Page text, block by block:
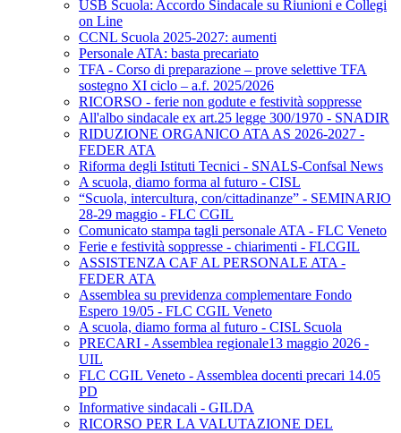
USB Scuola: Accordo Sindacale su Riunioni e Collegi
on Line
CCNL Scuola 2025-2027: aumenti
Personale ATA: basta precariato
TFA - Corso di preparazione – prove selettive TFA
sostegno XI ciclo – a.f. 2025/2026
RICORSO - ferie non godute e festività soppresse
All'albo sindacale ex art.25 legge 300/1970 - SNADIR
RIDUZIONE ORGANICO ATA AS 2026-2027 -
FEDER ATA
Riforma degli Istituti Tecnici - SNALS-Confsal News
A scuola, diamo forma al futuro - CISL
“Scuola, intercultura, con/cittadinanze” - SEMINARIO
28-29 maggio - FLC CGIL
Comunicato stampa tagli personale ATA - FLC Veneto
Ferie e festività soppresse - chiarimenti - FLCGIL
ASSISTENZA CAF AL PERSONALE ATA -
FEDER ATA
Assemblea su previdenza complementare Fondo
Espero 19/05 - FLC CGIL Veneto
A scuola, diamo forma al futuro - CISL Scuola
PRECARI - Assemblea regionale13 maggio 2026 -
UIL
FLC CGIL Veneto - Assemblea docenti precari 14.05
PD
Informative sindacali - GILDA
RICORSO PER LA VALUTAZIONE DEL